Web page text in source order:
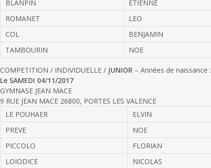
BLANPIN
ETIENNE
ROMANET
LEO
COL
BENJAMIN
TAMBOURIN
NOE
COMPETITION / INDIVIDUELLE / JUNIOR – Années de naissance :
Le SAMEDI 04/11/2017
GYMNASE JEAN MACE
9 RUE JEAN MACE 26800, PORTES LES VALENCE
LE POUHAER
ELVIN
PREVE
NOE
PICCOLO
FLORIAN
LOIODICE
NICOLAS